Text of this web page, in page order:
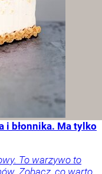
i błonnika. Ma tylko
To warzywo to